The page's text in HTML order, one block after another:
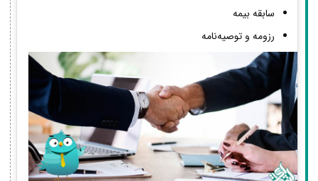
سابقه بیمه
رزومه و توصیه‌نامه